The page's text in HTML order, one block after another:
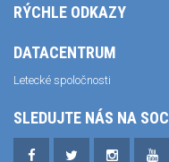
RÝCHLE ODKAZY
DATACENTRUM
Letecké spoločnosti
SLEDUJTE NÁS NA